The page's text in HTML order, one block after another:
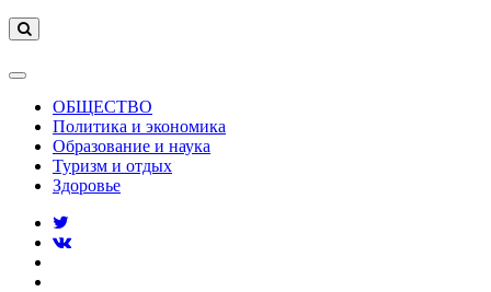
ОБЩЕСТВО
Политика и экономика
Образование и наука
Туризм и отдых
Здоровье